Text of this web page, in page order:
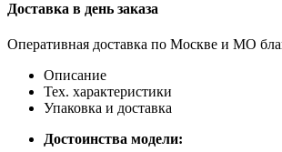
Доставка в день заказа
Оперативная доставка по Москве и МО
Описание
Тех. характеристики
Упаковка и доставка
Достоинства модели: